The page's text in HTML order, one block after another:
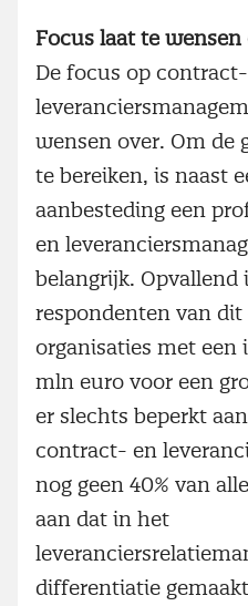
Focus laat te wensen
De focus op
wensen over. Om de
te bereiken, is naast
aanbesteding een
en
belangrijk. Opvallend
respondenten van dit
organisaties met
mln euro voor een
er slechts beperkt
contract- en
nog geen 40% van
aan dat in het
differentiatie